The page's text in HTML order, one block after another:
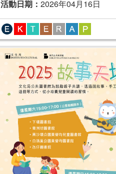
活動日期： 2026年04月16日